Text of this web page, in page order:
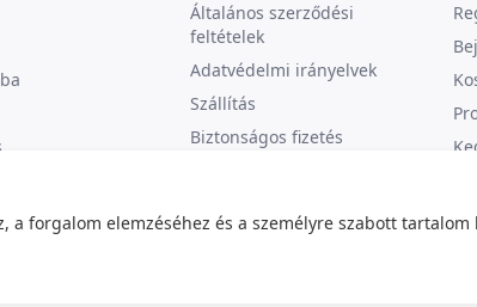
Általános szerződési
feltételek
Adatvédelmi irányelvek
Szállítás
Biztonságos fizetés
forgalom elemzéséhez és a személyre szabott tartalom